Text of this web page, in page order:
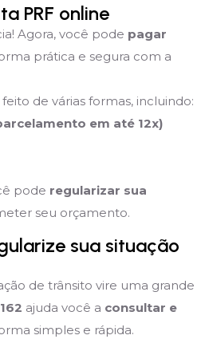
PRF online
Agora, você pode pagar
prática e segura com a
de várias formas, incluindo:
em até 12x)
pode regularizar sua
seu orçamento.
sua situação
de trânsito vire uma grande
ajuda você a consultar e
simples e rápida.